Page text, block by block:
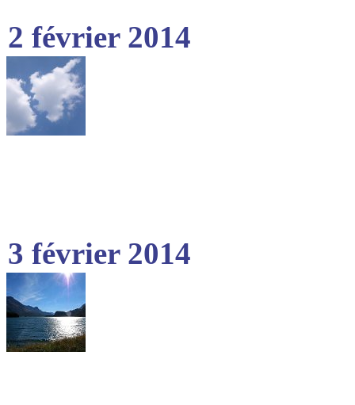
2 février 2014
3 février 2014